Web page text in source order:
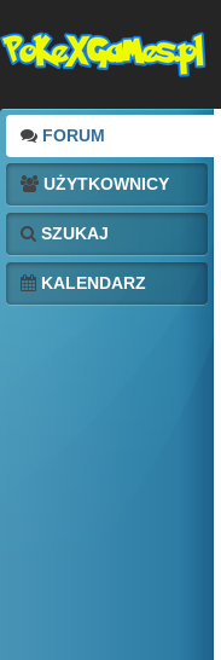
FORUM
UŻYTKOWNICY
SZUKAJ
KALENDARZ